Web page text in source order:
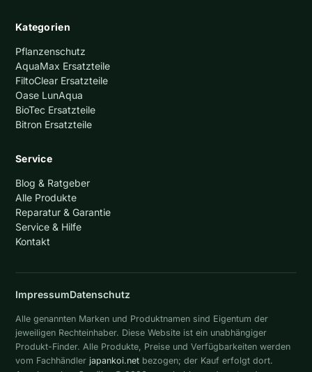
Kategorien
Pflanzenschutz
AquaMax Ersatzteile
FiltoClear Ersatzteile
Oase LunAqua
BioTec Ersatzteile
Bitron Ersatzteile
Service
Blog & Ratgeber
Alle Produkte
Reparatur & Garantie
Service & Hilfe
Kontakt
ImpressumDatenschutz
Alle genannten Marken und Produktnamen sind Eigentum der
jeweiligen Rechteinhaber. Diese Website ist ein unabhängiger
Produkt-Finder. Alle Produkte, Preise und Verfügbarkeiten werden
vom Fachhändler japankoi.net bezogen; der Kauf erfolgt dort.